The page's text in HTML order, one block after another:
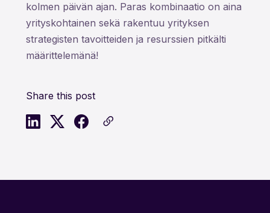
Share this post
kolmen päivän ajan. Paras kombinaatio on aina
yrityskohtainen sekä rakentuu yrityksen
strategisten tavoitteiden ja resurssien pitkälti
määrittelemänä!